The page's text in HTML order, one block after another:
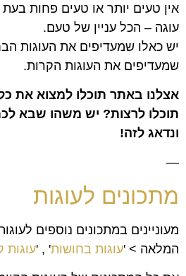
אין טעים יותר או טעים פחות
עוגה – הכל עניין של טעם.
יש כאלו שמעדיפים את העוגות
שמעדיפים את העוגות הקרות.
אצלנו באתר תוכלו למצוא את
תוכלו לרצות? יש משהו שבא
ונדאג לזה!
—
מתכונים לעוגות
מעוניינים במתכונים נוספים
המלאה > 'עוגות בחושות' , 'עוגות